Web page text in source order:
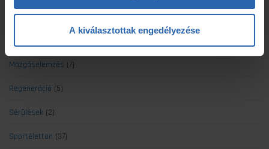
A kiválasztottak engedélyezése
Koronavírus(4)
Mozgáselemzés (7)
Regeneráció (5)
Sérülések (2)
Sportélettan (37)